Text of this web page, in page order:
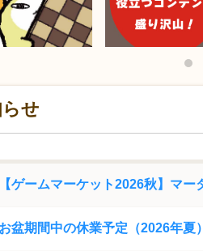
せ
お盆期間中の休業予定（2026年夏）